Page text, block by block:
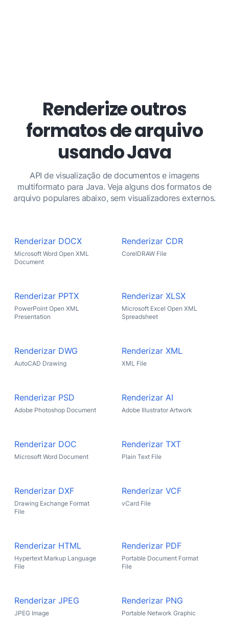
Renderize outros
formatos de arquivo
usando Java
API de visualização de documentos e imagens
multiformato para Java. Veja alguns dos formatos de
arquivo populares abaixo, sem visualizadores externos.
Renderizar DOCX
Microsoft Word Open XML
Document
Renderizar CDR
CorelDRAW File
Renderizar PPTX
PowerPoint Open XML
Presentation
Renderizar XLSX
Microsoft Excel Open XML
Spreadsheet
Renderizar DWG
AutoCAD Drawing
Renderizar XML
XML File
Renderizar PSD
Adobe Photoshop Document
Renderizar AI
Adobe Illustrator Artwork
Renderizar DOC
Microsoft Word Document
Renderizar TXT
Plain Text File
Renderizar DXF
Drawing Exchange Format
File
Renderizar VCF
vCard File
Renderizar HTML
Hypertext Markup Language
File
Renderizar PDF
Portable Document Format
File
Renderizar JPEG
JPEG Image
Renderizar PNG
Portable Network Graphic